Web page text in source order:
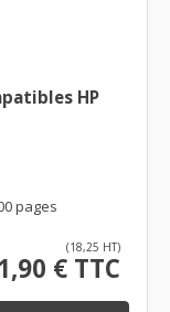
HP
pages
(18,25 HT)
€ TTC